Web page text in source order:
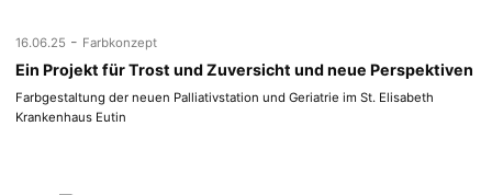
16.06.25 - Farbkonzept
Ein Projekt für Trost und Zuversicht und neue Perspektiven
Farbgestaltung der neuen Palliativstation und Geriatrie im St. Elisabeth
Krankenhaus Eutin